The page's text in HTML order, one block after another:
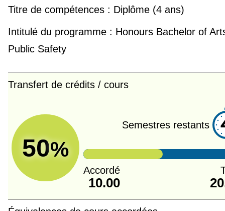
Titre de compétences : Diplôme (4 ans)
Intitulé du programme : Honours Bachelor of
Public Safety
Transfert de crédits / cours
50%
Semestres restants
Accordé
10.00